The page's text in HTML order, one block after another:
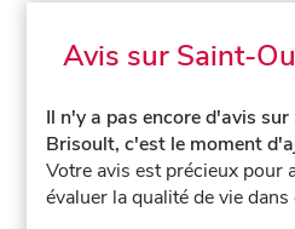
Avis sur Saint-
Il n'y a pas encore d'avis
Brisoult, c'est le moment
Votre avis est précieux pour
évaluer la qualité de vie